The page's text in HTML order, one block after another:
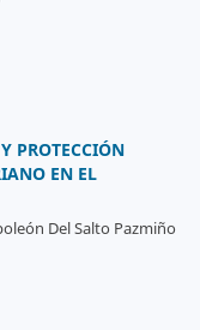
PROTECCIÓN
EN EL
Del Salto Pazmiño